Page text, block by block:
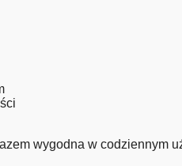
wygodna w codziennym